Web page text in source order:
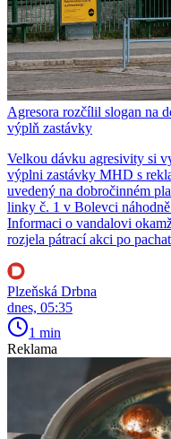
Agresora rozčílil slogan na
výplň zastávky
Velkou dávku agresivity si
výplni zastávky MHD s
uvedený na dobročinném
linky č. 1 v Bolevci
Informaci o vandalovi
rozjela pátrací akci po
Plzeňská Drbna
dnes, 05:35
1 min
Reklama